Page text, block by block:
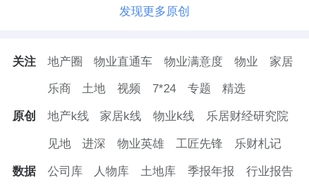
发现更多原创
关注 地产圈 物业直通车 物业满意度 物业 家居
乐商 土地 视频 7*24 专题 精选
原创 地产k线 家居k线 物业k线 乐居财经研究院
见地 进深 物业英雄 工匠先锋 乐财札记
数据 公司库 人物库 土地库 季报年报 行业报告